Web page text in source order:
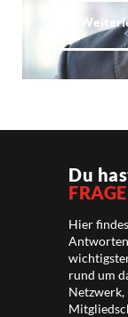
Du
Hier
rund um
Netzwerk,